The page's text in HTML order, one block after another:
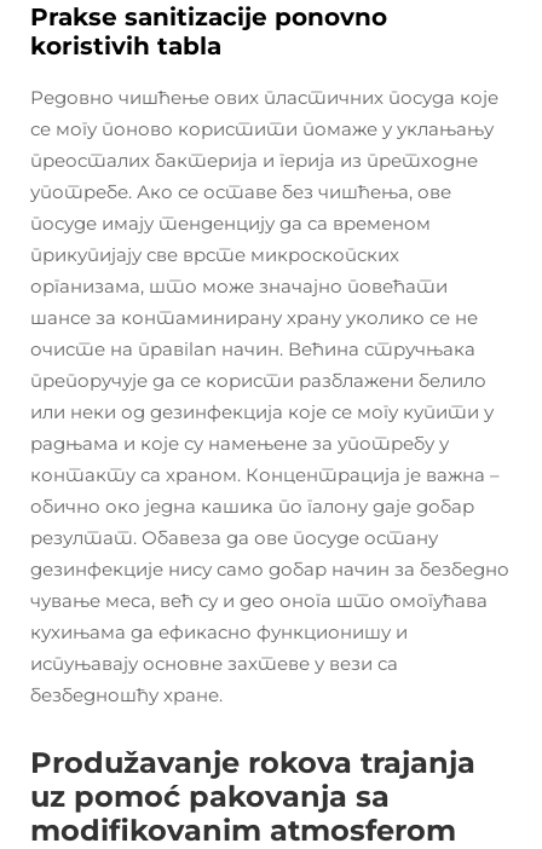
Prakse sanitizacije ponovno
koristivih tabla
Редовно чишћење ових пластичних посуда које
се могу поново користити помаже у уклањању
преосталих бактерија и герија из претходне
употребе. Ако се оставе без чишћења, ове
посуде имају тенденцију да са временом
прикупијају све врсте микроскопских
организама, што може значајно повећати
шансе за контаминирану храну уколико се не
очисте на правilan начин. Већина стручњака
препоручује да се користи разблажени белило
или неки од дезинфекција које се могу купити у
радњама и које су намењене за употребу у
контакту са храном. Концентрација је важна –
обично око једна кашика по галону даје добар
резултат. Обавеза да ове посуде остану
дезинфекције нису само добар начин за безбедно
чување меса, већ су и део онога што омогућава
кухињама да ефикасно функционишу и
испуњавају основне захтеве у вези са
безбедношћу хране.
Produžavanje rokova trajanja
uz pomoć pakovanja sa
modifikovanim atmosferom